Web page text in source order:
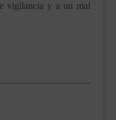
vigilancia y a un mal